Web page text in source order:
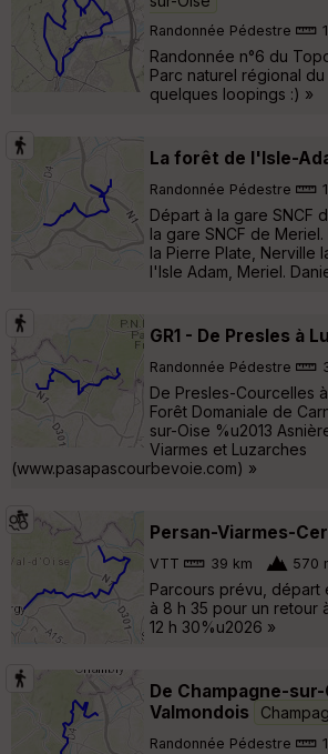
Randonnée Pédestre
Randonnée n°6 du
Parc naturel régional
quelques loopings :) »
La forêt de l'Isle-
Randonnée Pédestre
Départ à la gare SNCF
la gare SNCF de
la Pierre Plate, Nerville
l'Isle Adam, Meriel.
GR1 - De Presles à
Randonnée Pédestre
De Presles-Courcelles
Forêt Domaniale de
sur-Oise %u2013
Viarmes et Luzarches
(www.pasapascourbevoie.com) »
Persan-Viarmes-
VTT 39 km 570
Parcours prévu, départ
à 8 h 35 pour un retour
12 h 30%u2026 »
De Champagne-sur-
Valmondois
Randonnée Pédestre